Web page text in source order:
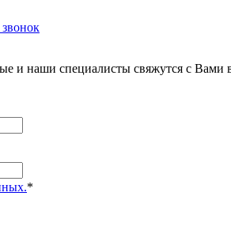
звонок
и наши специалисты свяжутся с
*